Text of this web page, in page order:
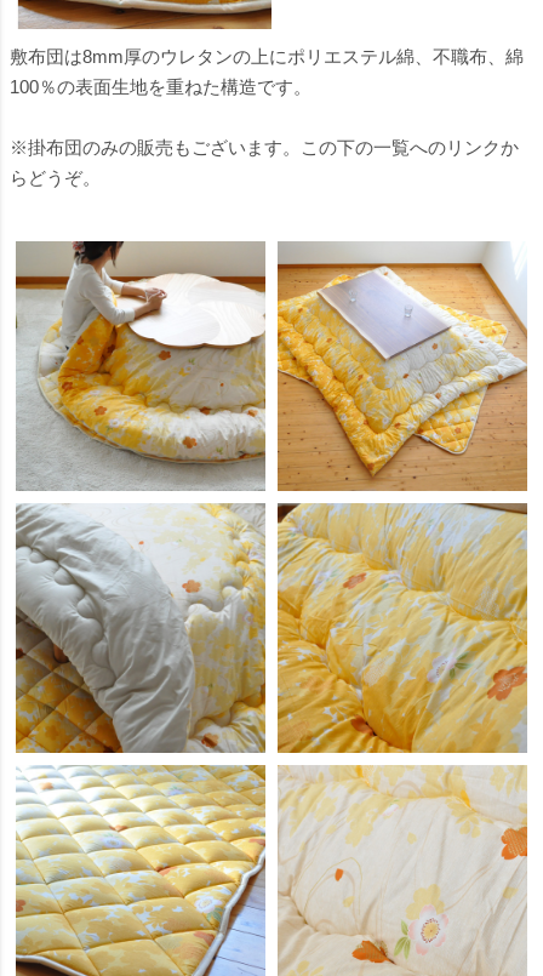
敷布団は8mm厚のウレタンの上にポリエステル綿、不職布、綿
100％の表面生地を重ねた構造です。
※掛布団のみの販売もございます。この下の一覧へのリンクか
らどうぞ。